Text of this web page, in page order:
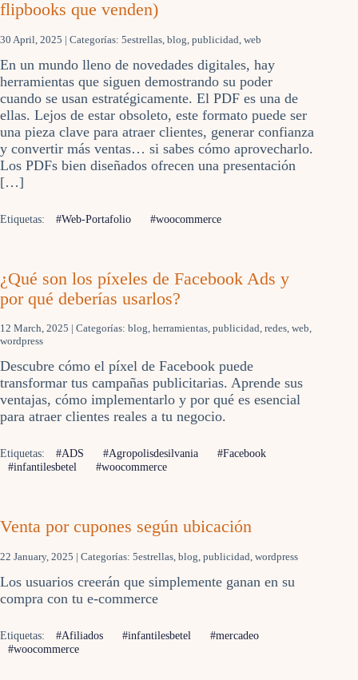
flipbooks que venden)
30 April, 2025 | Categorías: 5estrellas blog publicidad web
En un mundo lleno de novedades digitales, hay
herramientas que siguen demostrando su poder
cuando se usan estratégicamente. El PDF es una de
ellas. Lejos de estar obsoleto, este formato puede ser
una pieza clave para atraer clientes, generar confianza
y convertir más ventas… si sabes cómo aprovecharlo.
Los PDFs bien diseñados ofrecen una presentación
[…]
Etiquetas: #Web-Portafolio #woocommerce
¿Qué son los píxeles de Facebook Ads y
por qué deberías usarlos?
12 March, 2025 | Categorías: blog, herramientas, publicidad, redes, web,
wordpress
Descubre cómo el píxel de Facebook puede
transformar tus campañas publicitarias. Aprende sus
ventajas, cómo implementarlo y por qué es esencial
para atraer clientes reales a tu negocio.
Etiquetas: #ADS #Agropolisdesilvania
#Facebook
#infantilesbetel
#woocommerce
Venta por cupones según ubicación
22 January, 2025 | Categorías: 5estrellas blog publicidad wordpress
Los usuarios creerán que simplemente ganan en su
compra con tu e-commerce
Etiquetas: #Afiliados #infantilesbetel
#mercadeo
#woocommerce